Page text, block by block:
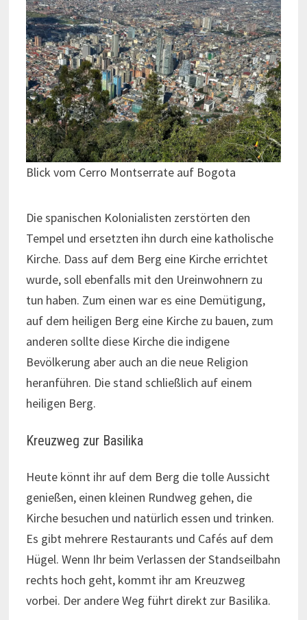
Blick vom Cerro Montserrate auf Bogota
Die spanischen Kolonialisten zerstörten den
Tempel und ersetzten ihn durch eine katholische
Kirche. Dass auf dem Berg eine Kirche errichtet
wurde, soll ebenfalls mit den Ureinwohnern zu
tun haben. Zum einen war es eine Demütigung,
auf dem heiligen Berg eine Kirche zu bauen, zum
anderen sollte diese Kirche die indigene
Bevölkerung aber auch an die neue Religion
heranführen. Die stand schließlich auf einem
heiligen Berg.
Kreuzweg zur Basilika
Heute könnt ihr auf dem Berg die tolle Aussicht
genießen, einen kleinen Rundweg gehen, die
Kirche besuchen und natürlich essen und trinken.
Es gibt mehrere Restaurants und Cafés auf dem
Hügel. Wenn Ihr beim Verlassen der Standseilbahn
rechts hoch geht, kommt ihr am Kreuzweg
vorbei. Der andere Weg führt direkt zur Basilika.